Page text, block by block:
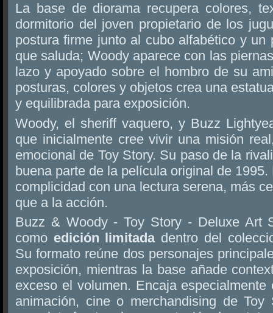
La base de diorama recupera colores,
dormitorio del joven propietario de los
postura firme junto al cubo alfabético y un
que saluda; Woody aparece con las
lazo y apoyado sobre el hombro de su
posturas, colores y objetos crea una
y equilibrada para exposición.
Woody, el sheriff vaquero, y Buzz
que inicialmente cree vivir una misión
emocional de Toy Story. Su paso de la
buena parte de la película original de
complicidad con una lectura serena, más
que a la acción.
Buzz & Woody - Toy Story - Deluxe Art
como edición limitadadentro del
Su formato reúne dos personajes
exposición, mientras la base añade
exceso el volumen. Encaja
animación, cine o merchandising de Toy